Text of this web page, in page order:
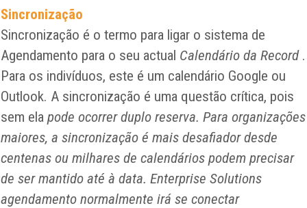
Sincronização
Sincronização é o termo para ligar o sistema de
Agendamento para o seu actual Calendário da Record .
Para os indivíduos, este é um calendário Google ou
Outlook. A sincronização é uma questão crítica, pois
sem elapode ocorrer duplo reserva. Para organizações
maiores, a sincronização é mais desafiador desde
centenas ou milhares de calendários podem precisar
de ser mantido até à data. Enterprise Solutions
agendamento normalmente irá se conectar